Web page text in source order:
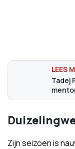
Tadej
Zijn seizoen is